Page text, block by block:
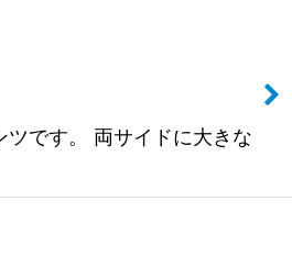
です。 両サイドに大きな